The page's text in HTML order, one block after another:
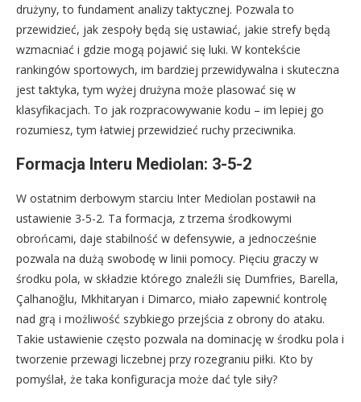
drużyny, to fundament analizy taktycznej. Pozwala to
przewidzieć, jak zespoły będą się ustawiać, jakie strefy będą
wzmacniać i gdzie mogą pojawić się luki. W kontekście
rankingów sportowych, im bardziej przewidywalna i skuteczna
jest taktyka, tym wyżej drużyna może plasować się w
klasyfikacjach. To jak rozpracowywanie kodu – im lepiej go
rozumiesz, tym łatwiej przewidzieć ruchy przeciwnika.
Formacja Interu Mediolan: 3-5-2
W ostatnim derbowym starciu Inter Mediolan postawił na
ustawienie 3-5-2. Ta formacja, z trzema środkowymi
obrońcami, daje stabilność w defensywie, a jednocześnie
pozwala na dużą swobodę w linii pomocy. Pięciu graczy w
środku pola, w składzie którego znaleźli się Dumfries, Barella,
Çalhanoğlu, Mkhitaryan i Dimarco, miało zapewnić kontrolę
nad grą i możliwość szybkiego przejścia z obrony do ataku.
Takie ustawienie często pozwala na dominację w środku pola i
tworzenie przewagi liczebnej przy rozegraniu piłki. Kto by
pomyślał, że taka konfiguracja może dać tyle siły?